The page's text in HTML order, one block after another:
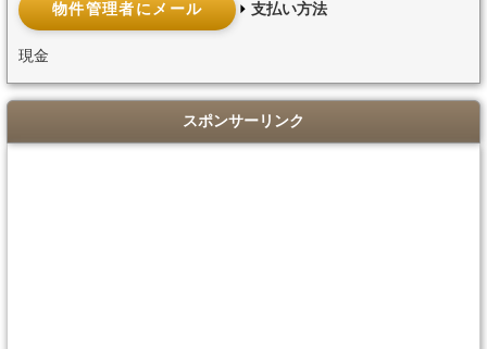
支払い方法
現金
スポンサーリンク